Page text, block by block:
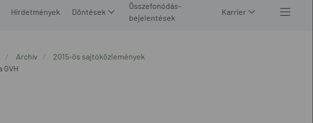
Hirdetmények Döntések
Összefonódás-
bejelentések
Karrier
Archív
2015-ös sajtóközlemények